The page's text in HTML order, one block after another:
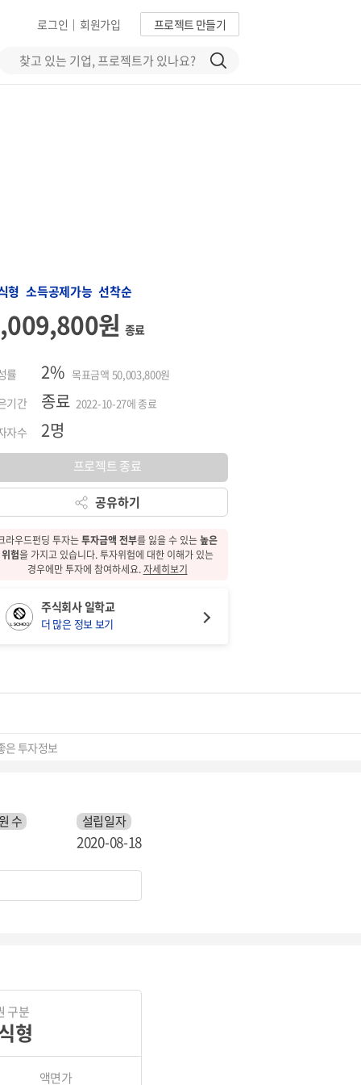
프로젝트 만들기
회원가입
|
로그인
형 소득공제가능 선착순
원종료
률 2% 목표금액 50,003,800원
기간 종료 2022-10-27에 종료
자수 2명
프로젝트 종료
공유하기
라우드펀딩 투자는투자금액 전부를 잃을 수 있는높은
위험을 가지고 있습니다.투자위험에 대한 이해가 있는
경우에만 투자에 참여하세요.자세히보기
주식회사 일학교
더 많은 정보 보기
은 투자정보
수 설립일자
2020-08-18
구분
형
액면가